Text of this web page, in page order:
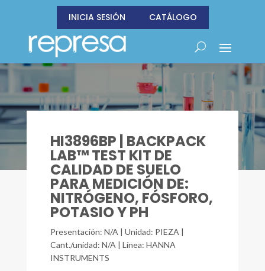
INICIA SESIÓN CATÁLOGO
HI3896BP | BACKPACK
LAB™ TEST KIT DE
CALIDAD DE SUELO
PARA MEDICIÓN DE:
NITRÓGENO, FÓSFORO,
POTASIO Y PH
Presentación: N/A | Unidad: PIEZA |
Cant./unidad: N/A | Línea: HANNA
INSTRUMENTS